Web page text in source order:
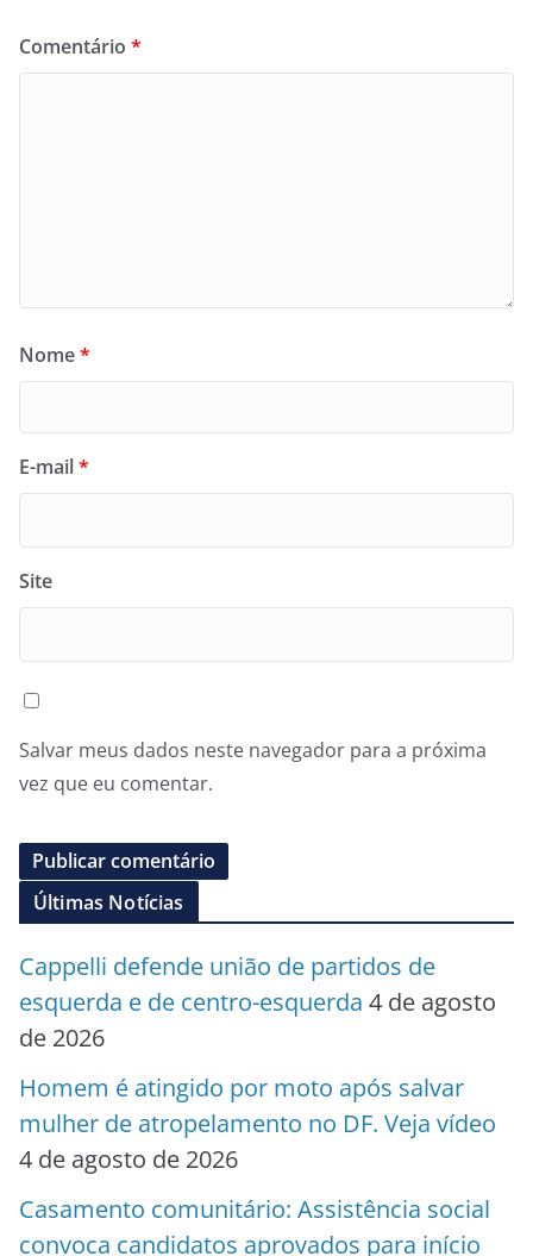
Comentário *
Nome*
E-mail*
Site
Salvar meus dados neste navegador para a próxima
vez que eu comentar.
Últimas Notícias
Cappelli defende união de partidos de
esquerda e de centro-esquerda 4 de agosto
de 2026
Homem é atingido por moto após salvar
mulher de atropelamento no DF. Veja vídeo
4 de agosto de 2026
Casamento comunitário: Assistência social
convoca candidatos aprovados para início